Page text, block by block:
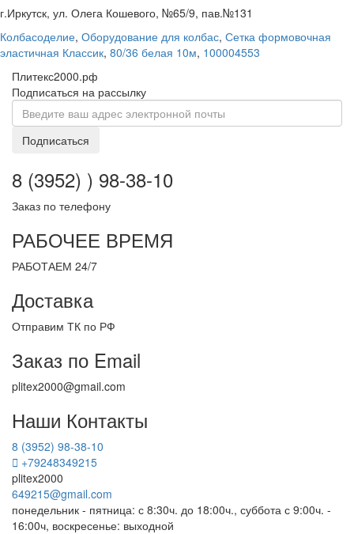
г.Иркутск, ул. Олега Кошевого, №65/9, пав.№131
Колбасоделие, Оборудование для колбас, Сетка формовочная
эластичная Классик, 80/36 белая 10м, 100004553
Плитекс2000.рф
Подписаться на рассылку
Подписаться
8 (3952) ) 98-38-10
Заказ по телефону
РАБОЧЕЕ ВРЕМЯ
РАБОТАЕМ 24/7
Доставка
Отправим ТК по РФ
Заказ по Email
plitex2000@gmail.com
Наши Контакты
8 (3952) 98-38-10
+79248349215
plitex2000
649215@gmail.com
понедельник - пятница: с 8:30ч. до 18:00ч., суббота с 9:00ч. -
16:00ч, воскресенье: выходной